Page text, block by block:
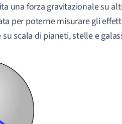
una forza gravitazionale su
per poterne misurare gli
scala di pianeti, stelle e